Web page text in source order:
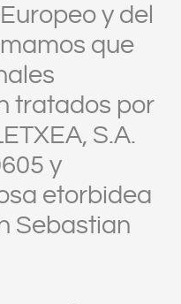
y del
que
tratados por
S.A.
y
etorbidea
Sebastian